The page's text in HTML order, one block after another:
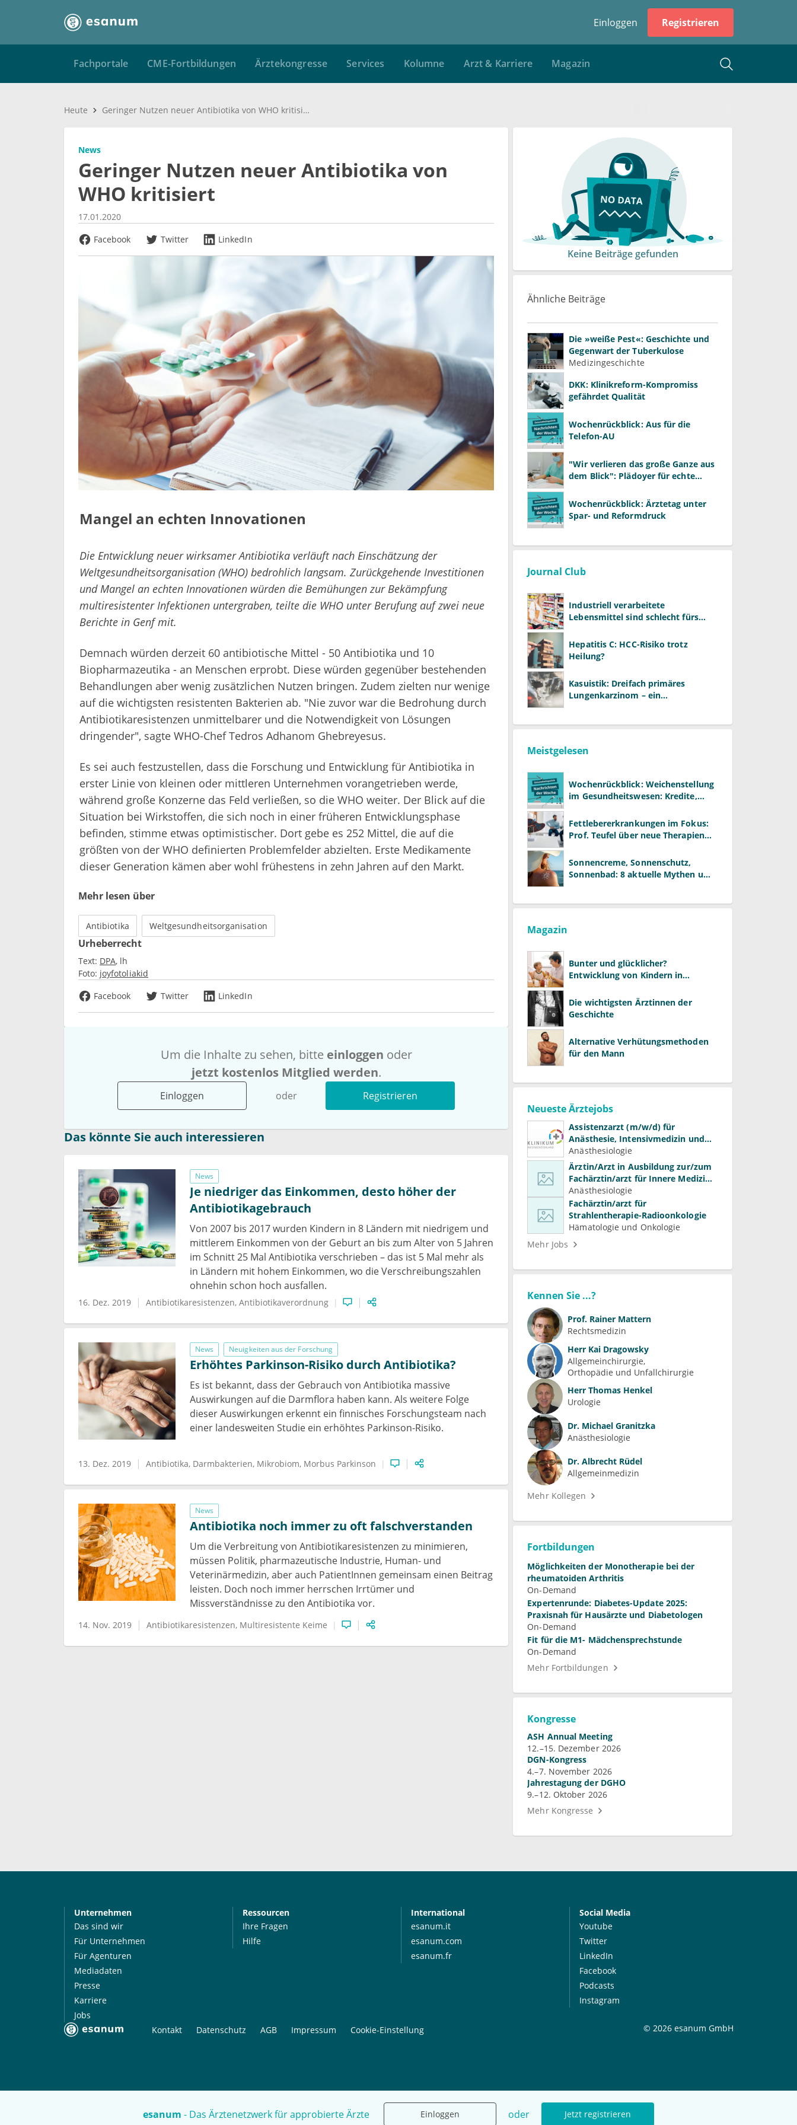
Einloggen Registrieren
Fachportale CME-Fortbildungen Ärztekongresse Services Kolumne Arzt & Karriere Magazin
Heute Geringer Nutzen neuer Antibiotika von WHO kritisiert
esanum - Das Ärztenetzwerk für approbierte Ärzte Einloggen oder Jetzt registrieren
News
Geringer Nutzen neuer Antibiotika von
WHO kritisiert
17.01.2020
Facebook
Twitter LinkedIn
Mangel an echten Innovationen
Die Entwicklung neuer wirksamer Antibiotika verläuft nach Einschätzung der
Weltgesundheitsorganisation (WHO) bedrohlich langsam. Zurückgehende Investitionen
und Mangel an echten Innovationen würden die Bemühungen zur Bekämpfung
multiresistenter Infektionen untergraben, teilte die WHO unter Berufung auf zwei neue
Berichte in Genf mit.
Demnach würden derzeit 60 antibiotische Mittel - 50 Antibiotika und 10
Biopharmazeutika - an Menschen erprobt. Diese würden gegenüber bestehenden
Behandlungen aber wenig zusätzlichen Nutzen bringen. Zudem zielten nur wenige
auf die wichtigsten resistenten Bakterien ab. "Nie zuvor war die Bedrohung durch
Antibiotikaresistenzen unmittelbarer und die Notwendigkeit von Lösungen
dringender", sagte WHO-Chef Tedros Adhanom Ghebreyesus.
Es sei auch festzustellen, dass die Forschung und Entwicklung für Antibiotika in
erster Linie von kleinen oder mittleren Unternehmen vorangetrieben werde,
während große Konzerne das Feld verließen, so die WHO weiter. Der Blick auf die
Situation bei Wirkstoffen, die sich noch in einer früheren Entwicklungsphase
befinden, stimme etwas optimistischer. Dort gebe es 252 Mittel, die auf die
größten von der WHO definierten Problemfelder abzielten. Erste Medikamente
dieser Generation kämen aber wohl frühestens in zehn Jahren auf den Markt.
Mehr lesen über
Antibiotika Weltgesundheitsorganisation
Urheberrecht
Text: DPA lh
Foto: joyfotoliakid
Facebook
Twitter LinkedIn
Um die Inhalte zu sehen, bitte einloggen oder
jetzt kostenlos Mitglied werden.
Einloggen oder Registrieren
Das könnte Sie auch interessieren
News
Je niedriger das Einkommen, desto höher der
Antibiotikagebrauch
Von 2007 bis 2017 wurden Kindern in 8 Ländern mit niedrigem und
mittlerem Einkommen von der Geburt an bis zum Alter von 5 Jahren
im Schnitt 25 Mal Antibiotika verschrieben – das ist 5 Mal mehr als
in Ländern mit hohem Einkommen, wo die Verschreibungszahlen
ohnehin schon hoch ausfallen.
16. Dez. 2019 Antibiotikaresistenzen Antibiotikaverordnung
News Neuigkeiten aus der Forschung
Erhöhtes Parkinson-Risiko durch Antibiotika?
Es ist bekannt, dass der Gebrauch von Antibiotika massive
Auswirkungen auf die Darmflora haben kann. Als weitere Folge
dieser Auswirkungen erkennt ein finnisches Forschungsteam nach
einer landesweiten Studie ein erhöhtes Parkinson-Risiko.
13. Dez. 2019 Antibiotika Darmbakterien Mikrobiom Morbus Parkinson
News
Antibiotika noch immer zu oft falschverstanden
Um die Verbreitung von Antibiotikaresistenzen zu minimieren,
müssen Politik, pharmazeutische Industrie, Human- und
Veterinärmedizin, aber auch PatientInnen gemeinsam einen Beitrag
leisten. Doch noch immer herrschen Irrtümer und
Missverständnisse zu den Antibiotika vor.
14. Nov. 2019 Antibiotikaresistenzen Multiresistente Keime
Keine Beiträge gefunden
Ähnliche Beiträge
Die »weiße Pest«: Geschichte und
Gegenwart der Tuberkulose
Medizingeschichte
DKK: Klinikreform-Kompromiss
gefährdet Qualität
Wochenrückblick: Aus für die
Telefon-AU
"Wir verlieren das große Ganze aus
dem Blick": Plädoyer für echte
Wochenrückblick: Ärztetag unter
Spar- und Reformdruck
Journal Club
Industriell verarbeitete
Lebensmittel sind schlecht fürs
Hepatitis C: HCC-Risiko trotz
Heilung?
Kasuistik: Dreifach primäres
Lungenkarzinom – ein
Meistgelesen
Wochenrückblick: Weichenstellung
im Gesundheitswesen: Kredite,
Fettlebererkrankungen im Fokus:
Prof. Teufel über neue Therapien
Sonnencreme, Sonnenschutz,
Sonnenbad: 8 aktuelle Mythen und
Magazin
Bunter und glücklicher?
Entwicklung von Kindern in
Die wichtigsten Ärztinnen der
Geschichte
Alternative Verhütungsmethoden
für den Mann
Neueste Ärztejobs
Assistenzarzt (m/w/d) für
Anästhesie, Intensivmedizin und
Schmerztherapie
Anästhesiologie
Ärztin/Arzt in Ausbildung zur/zum
Fachärztin/arzt für Innere Medizin
(Kardiologie, Nephrologie,
Intensivmedizin)
Anästhesiologie
Fachärztin/arzt für
Strahlentherapie-Radioonkologie
Hämatologie und Onkologie
Mehr Jobs
Kennen Sie ...?
Prof. Rainer Mattern
Rechtsmedizin
Herr Kai Dragowsky
Allgemeinchirurgie
Orthopädie und Unfallchirurgie
Herr Thomas Henkel
Urologie
Dr. Michael Granitzka
Anästhesiologie
Dr. Albrecht Rüdel
Allgemeinmedizin
Mehr Kollegen
Fortbildungen
Möglichkeiten der Monotherapie bei der
rheumatoiden Arthritis
On-Demand
Expertenrunde: Diabetes-Update 2025:
Praxisnah für Hausärzte und Diabetologen
On-Demand
Fit für die M1- Mädchensprechstunde
On-Demand
Mehr Fortbildungen
Kongresse
ASH Annual Meeting
12.–15. Dezember 2026
DGN-Kongress
4.–7. November 2026
Jahrestagung der DGHO
9.–12. Oktober 2026
Mehr Kongresse
Unternehmen
Das sind wir
Für Unternehmen
Für Agenturen
Mediadaten
Presse
Karriere
Jobs
Ressourcen
Ihre Fragen
Hilfe
International
esanum.it
esanum.com
esanum.fr
Social Media
Youtube
Twitter
LinkedIn
Facebook
Podcasts
Instagram
Kontakt Datenschutz AGB Impressum Cookie-Einstellung © 2026 esanum GmbH